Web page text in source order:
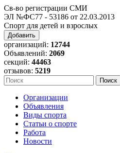
Св-во регистрации СМИ
ЭЛ №ФС77 - 53186 от 22.03.2013
Спорт для детей и взрослых
Добавить
организаций: 12744
Объявлений: 2069
секций: 44463
отзывов: 5219
Организации
Объявления
Виды спорта
Статьи о спорте
Работа
Новости